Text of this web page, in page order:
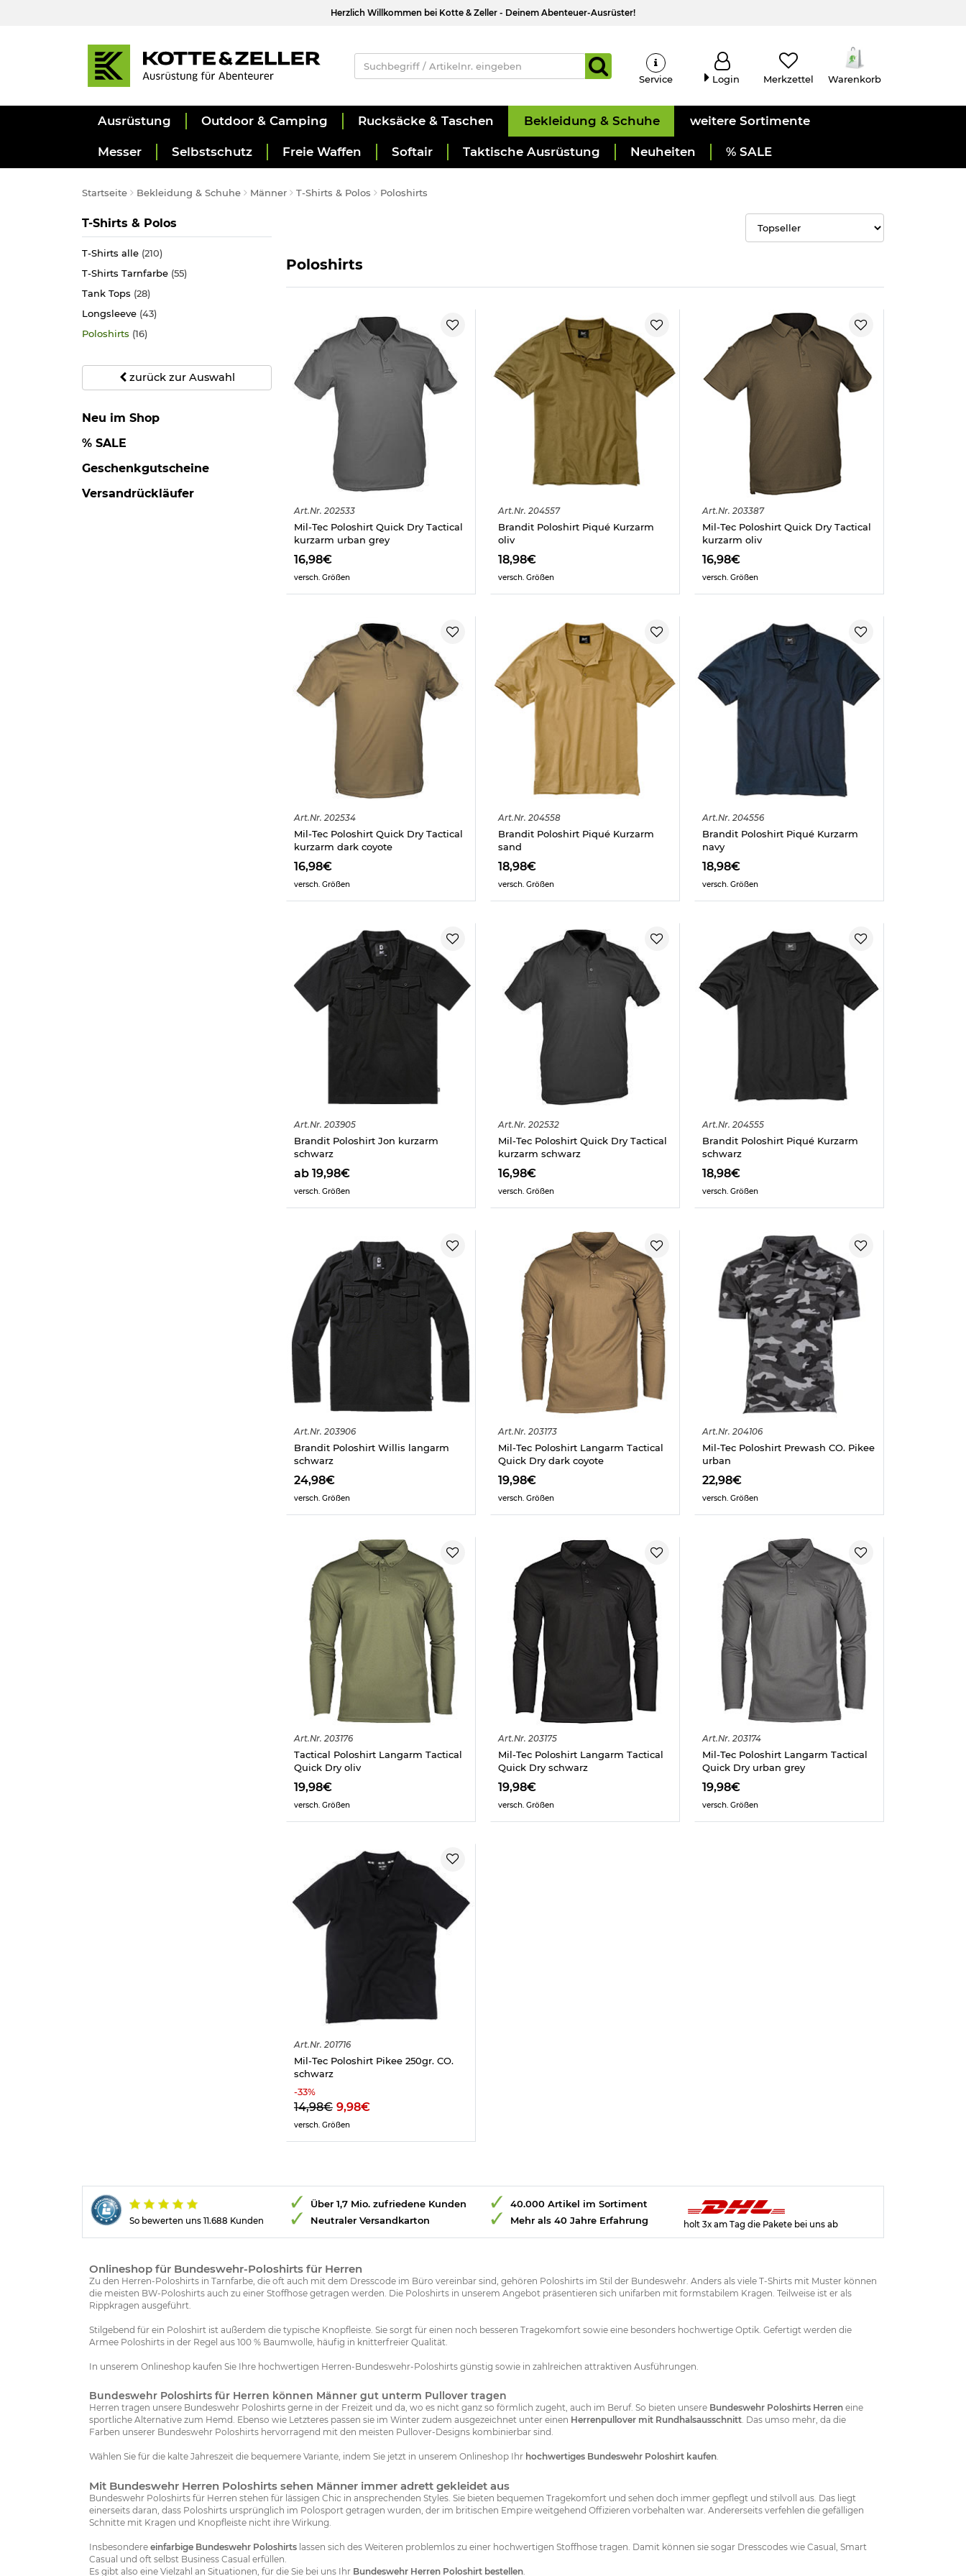
Herzlich Willkommen bei Kotte & Zeller - Deinem Abenteuer-Ausrüster!
Service Login Merkzettel Warenkorb
Ausrüstung Outdoor & Camping Rucksäcke & Taschen Bekleidung & Schuhe weitere Sortimente
Messer Selbstschutz Freie Waffen Softair Taktische Ausrüstung Neuheiten % SALE
Startseite Bekleidung & Schuhe Männer T-Shirts & Polos Poloshirts
Kategorie
T-Shirts & Polos
T-Shirts alle (210)
T-Shirts Tarnfarbe (55)
Tank Tops (28)
Longsleeve (43)
Poloshirts (16)
zurück zur Auswahl
Neu im Shop
% SALE
Geschenkgutscheine
Versandrückläufer
Poloshirts
Art.Nr. 202533
Mil-Tec Poloshirt Quick Dry Tactical
kurzarm urban grey
16,98€
versch. Größen
Art.Nr. 204557
Brandit Poloshirt Piqué Kurzarm
oliv
18,98€
versch. Größen
Art.Nr. 203387
Mil-Tec Poloshirt Quick Dry Tactical
kurzarm oliv
16,98€
versch. Größen
Art.Nr. 202534
Mil-Tec Poloshirt Quick Dry Tactical
kurzarm dark coyote
16,98€
versch. Größen
Art.Nr. 204558
Brandit Poloshirt Piqué Kurzarm
sand
18,98€
versch. Größen
Art.Nr. 204556
Brandit Poloshirt Piqué Kurzarm
navy
18,98€
versch. Größen
Art.Nr. 203905
Brandit Poloshirt Jon kurzarm
schwarz
ab 19,98€
versch. Größen
Art.Nr. 202532
Mil-Tec Poloshirt Quick Dry Tactical
kurzarm schwarz
16,98€
versch. Größen
Art.Nr. 204555
Brandit Poloshirt Piqué Kurzarm
schwarz
18,98€
versch. Größen
Art.Nr. 203906
Brandit Poloshirt Willis langarm
schwarz
24,98€
versch. Größen
Art.Nr. 203173
Mil-Tec Poloshirt Langarm Tactical
Quick Dry dark coyote
19,98€
versch. Größen
Art.Nr. 204106
Mil-Tec Poloshirt Prewash CO. Pikee
urban
22,98€
versch. Größen
Art.Nr. 203176
Tactical Poloshirt Langarm Tactical
Quick Dry oliv
19,98€
versch. Größen
Art.Nr. 203175
Mil-Tec Poloshirt Langarm Tactical
Quick Dry schwarz
19,98€
versch. Größen
Art.Nr. 203174
Mil-Tec Poloshirt Langarm Tactical
Quick Dry urban grey
19,98€
versch. Größen
Art.Nr. 201716
Mil-Tec Poloshirt Pikee 250gr. CO.
schwarz
-33%
14,98€ 9,98€
versch. Größen
So bewerten uns 11.688 Kunden
Über 1,7 Mio. zufriedene Kunden
Neutraler Versandkarton
40.000 Artikel im Sortiment
Mehr als 40 Jahre Erfahrung
holt 3x am Tag die Pakete bei uns ab
Onlineshop für Bundeswehr-Poloshirts für Herren
Zu den Herren-Poloshirts in Tarnfarbe, die oft auch mit dem Dresscode im Büro vereinbar sind, gehören Poloshirts im Stil der Bundeswehr. Anders als viele T-Shirts mit Muster können
die meisten BW-Poloshirts auch zu einer Stoffhose getragen werden. Die Poloshirts in unserem Angebot präsentieren sich unifarben mit formstabilem Kragen. Teilweise ist er als
Rippkragen ausgeführt.
Stilgebend für ein Poloshirt ist außerdem die typische Knopfleiste. Sie sorgt für einen noch besseren Tragekomfort sowie eine besonders hochwertige Optik. Gefertigt werden die
Armee Poloshirts in der Regel aus 100 % Baumwolle, häufig in knitterfreier Qualität.
In unserem Onlineshop kaufen Sie Ihre hochwertigen Herren-Bundeswehr-Poloshirts günstig sowie in zahlreichen attraktiven Ausführungen.
Bundeswehr Poloshirts für Herren können Männer gut unterm Pullover tragen
Herren tragen unsere Bundeswehr Poloshirts gerne in der Freizeit und da, wo es nicht ganz so förmlich zugeht, auch im Beruf. So bieten unsere Bundeswehr Poloshirts Herren eine
sportliche Alternative zum Hemd. Ebenso wie Letzteres passen sie im Winter zudem ausgezeichnet unter einen Herrenpullover mit Rundhalsausschnitt. Das umso mehr, da die
Farben unserer Bundeswehr Poloshirts hervorragend mit den meisten Pullover-Designs kombinierbar sind.
Wählen Sie für die kalte Jahreszeit die bequemere Variante, indem Sie jetzt in unserem Onlineshop Ihr hochwertiges Bundeswehr Poloshirt kaufen.
Mit Bundeswehr Herren Poloshirts sehen Männer immer adrett gekleidet aus
Bundeswehr Poloshirts für Herren stehen für lässigen Chic in ansprechenden Styles. Sie bieten bequemen Tragekomfort und sehen doch immer gepflegt und stilvoll aus. Das liegt
einerseits daran, dass Poloshirts ursprünglich im Polosport getragen wurden, der im britischen Empire weitgehend Offizieren vorbehalten war. Andererseits verfehlen die gefälligen
Schnitte mit Kragen und Knopfleiste nicht ihre Wirkung.
Insbesondere einfarbige Bundeswehr Poloshirts lassen sich des Weiteren problemlos zu einer hochwertigen Stoffhose tragen. Damit können sie sogar Dresscodes wie Casual, Smart
Casual und oft selbst Business Casual erfüllen.
Es gibt also eine Vielzahl an Situationen, für die Sie bei uns Ihr Bundeswehr Herren Poloshirt bestellen.